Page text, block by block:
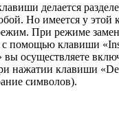
делается
Но имеется у этой
При режиме
с помощью клавиши
осуществляете
нажатии клавиши
символов).